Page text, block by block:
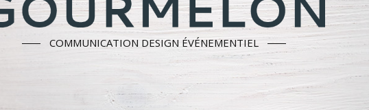
COMMUNICATION DESIGN ÉVÉNEMENTIEL